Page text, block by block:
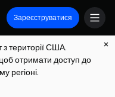
Зареєструватися
території США.
отримати доступ до
регіоні.